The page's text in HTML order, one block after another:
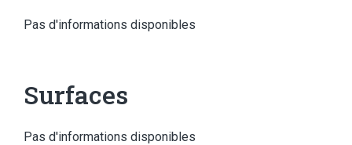
Pas d'informations disponibles
Surfaces
Pas d'informations disponibles